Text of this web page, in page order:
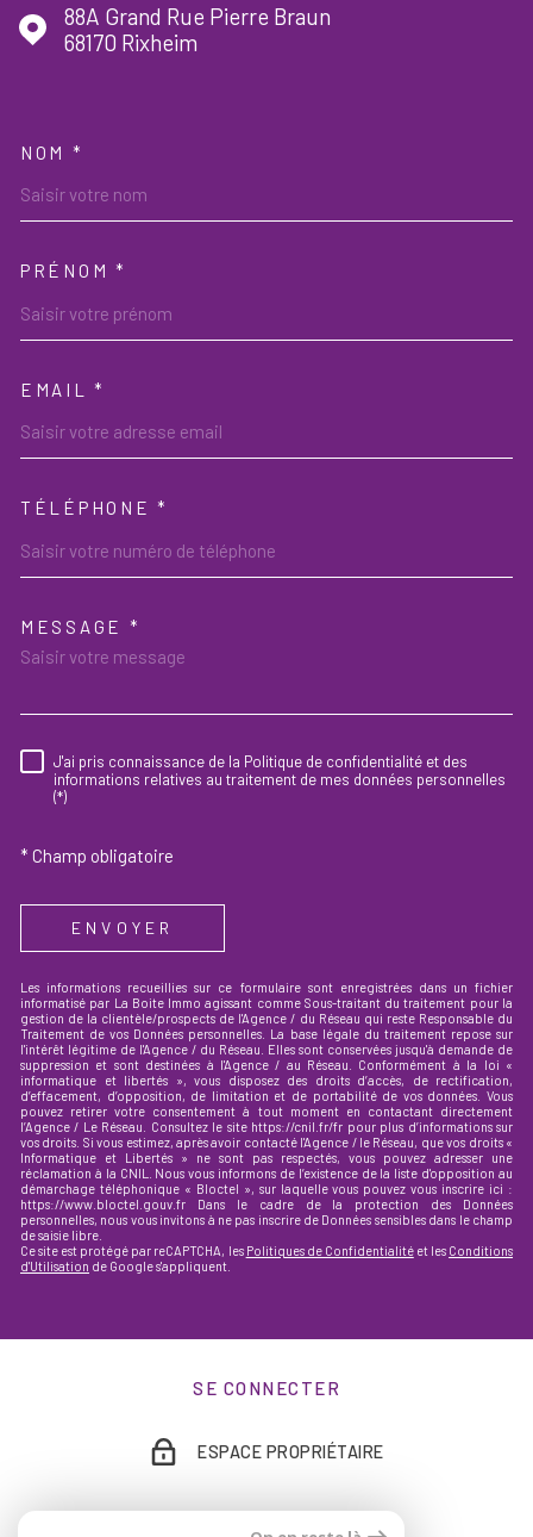
88A Grand Rue Pierre Braun
68170
Rixheim
NOM *
PRÉNOM *
EMAIL *
TÉLÉPHONE *
MESSAGE *
RÈGLEMENTATION
J'ai pris connaissance de la Politique de confidentialité et des
informations relatives au traitement de mes données personnelles
(*)
* Champ obligatoire
ENVOYER
Les informations recueillies sur ce formulaire sont enregistrées dans un fichier
informatisé par La Boite Immo agissant comme Sous-traitant du traitement pour la
gestion de la clientèle/prospects de l'Agence / du Réseau qui reste Responsable du
Traitement de vos Données personnelles. La base légale du traitement repose sur
l'intérêt légitime de l'Agence / du Réseau. Elles sont conservées jusqu'à demande de
suppression et sont destinées à l'Agence / au Réseau. Conformément à la loi «
informatique et libertés », vous disposez des droits d’accès, de rectification,
d’effacement, d’opposition, de limitation et de portabilité de vos données. Vous
pouvez retirer votre consentement à tout moment en contactant directement
l’Agence / Le Réseau. Consultez le site https://cnil.fr/fr pour plus d’informations sur
vos droits. Si vous estimez, après avoir contacté l'Agence / le Réseau, que vos droits «
Informatique et Libertés » ne sont pas respectés, vous pouvez adresser une
réclamation à la CNIL. Nous vous informons de l’existence de la liste d'opposition au
démarchage téléphonique « Bloctel », sur laquelle vous pouvez vous inscrire ici :
https://www.bloctel.gouv.fr Dans le cadre de la protection des Données
personnelles, nous vous invitons à ne pas inscrire de Données sensibles dans le champ
de saisie libre.
Ce site est protégé par reCAPTCHA, lesPolitiques de Confidentialitéet lesConditions
d'Utilisation de Google s'appliquent.
SE CONNECTER
ESPACE PROPRIÉTAIRE